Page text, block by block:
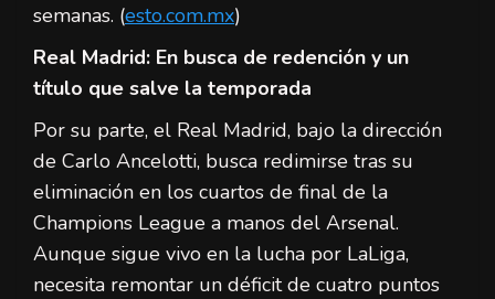
semanas. (esto.com.mx)
Real Madrid: En busca de redención y un
título que salve la temporada
Por su parte, el Real Madrid, bajo la dirección
de Carlo Ancelotti, busca redimirse tras su
eliminación en los cuartos de final de la
Champions League a manos del Arsenal.
Aunque sigue vivo en la lucha por LaLiga,
necesita remontar un déficit de cuatro puntos